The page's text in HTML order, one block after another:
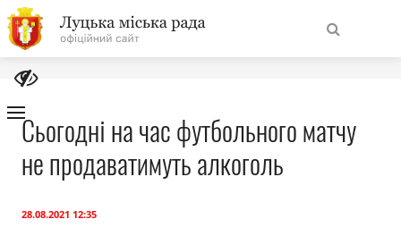
На
головну
Навігація
сайту
Про місто
Сьогодні на час футбольного матчу
не продаватимуть алкоголь
28.08.2021 12:35